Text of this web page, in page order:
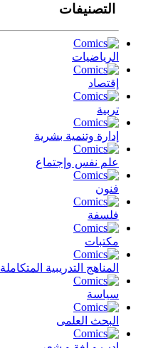
التصنيفات
الرياضيات
إقتصاد
تربية
إدارة وتنمية بشرية
علم نفس وإجتماع
فنون
فلسفة
مكتبات
المناهج التدريبية المتكاملة
سياسة
البحث العلمى